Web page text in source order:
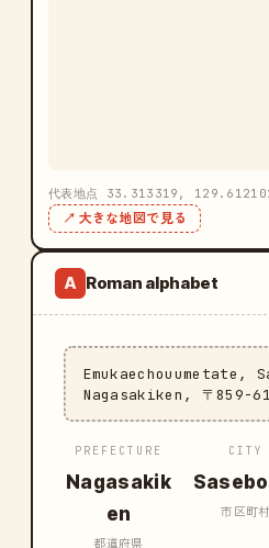
代表地点 33.313319,
↗ 大きな地図で見る
A Roman alphabet
Emukaechouumetate,
Nagasakiken, 〒859-
PREFECTURE
Nagasakik
en
都道府県
CITY
市区町村